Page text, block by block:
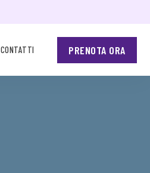
CONTATTI PRENOTA ORA